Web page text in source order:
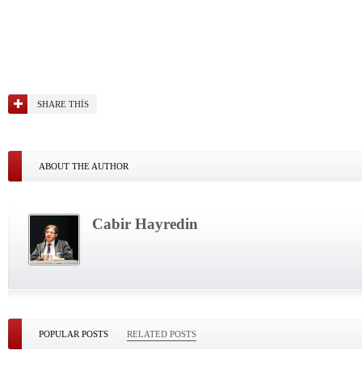
SHARE THIS
ABOUT THE AUTHOR
Cabir Hayredin
POPULAR POSTS RELATED POSTS